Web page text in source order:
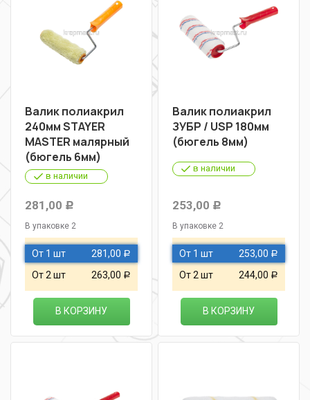
Валик полиакрил
240мм STAYER
MASTER малярный
(бюгель 6мм)
в наличии
281,00 Р
В упаковке 2
От 1 шт 281,00 Р
От 2 шт 263,00 Р
В КОРЗИНУ
Валик полиакрил
ЗУБР / USP 180мм
(бюгель 8мм)
в наличии
253,00 Р
В упаковке 2
От 1 шт 253,00 Р
От 2 шт 244,00 Р
В КОРЗИНУ